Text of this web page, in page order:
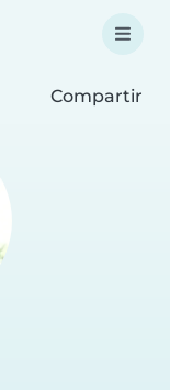
Compartir